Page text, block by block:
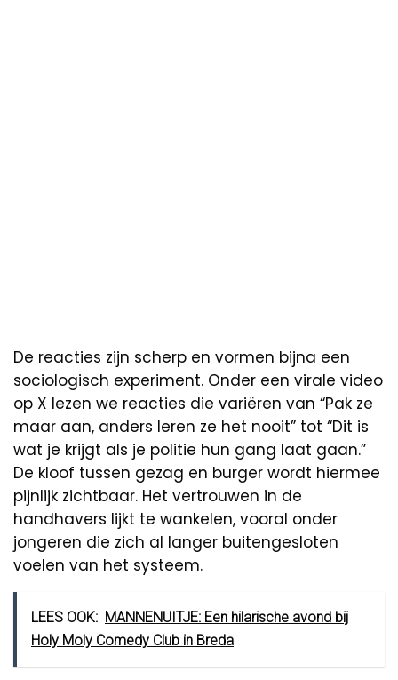
De reacties zijn scherp en vormen bijna een
sociologisch experiment. Onder een virale video
op X lezen we reacties die variëren van “Pak ze
maar aan, anders leren ze het nooit” tot “Dit is
wat je krijgt als je politie hun gang laat gaan.”
De kloof tussen gezag en burger wordt hiermee
pijnlijk zichtbaar. Het vertrouwen in de
handhavers lijkt te wankelen, vooral onder
jongeren die zich al langer buitengesloten
voelen van het systeem.
LEES OOK: MANNENUITJE: Een hilarische avond bij
Holy Moly Comedy Club in Breda